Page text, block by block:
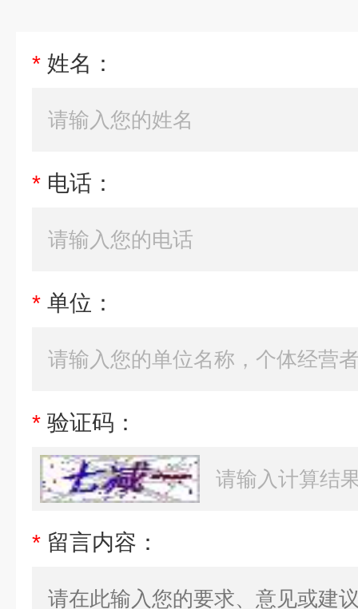
* 姓名：
* 电话：
* 单位：
* 验证码：
* 留言内容：